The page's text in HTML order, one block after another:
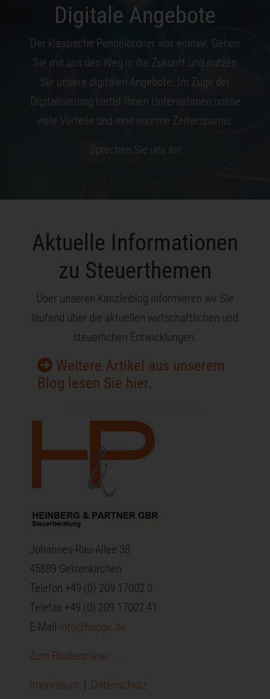
Digitale Angebote
Der klassische Pendelordner war einmal. Gehen
Sie mit uns den Weg in die Zukunft und nutzen
Sie unsere digitalen Angebote. Im Zuge der
Digitalisierung bietet Ihnen Unternehmen online
viele Vorteile und eine enorme Zeitersparnis.
Sprechen Sie uns an!
Aktuelle Informationen
zu Steuerthemen
Über unseren Kanzleiblog informieren wir Sie
laufend über die aktuellen wirtschaftlichen und
steuerlichen Entwicklungen.
Weitere Artikel aus unserem
Blog lesen Sie hier.
Johannes-Rau-Allee 38
45889 Gelsenkirchen
Telefon +49 (0) 209 17002 0
Telefax +49 (0) 209 17002 41
E-Mail
info@hupge.de
Zum Routenplaner ...
Impressum | Datenschutz